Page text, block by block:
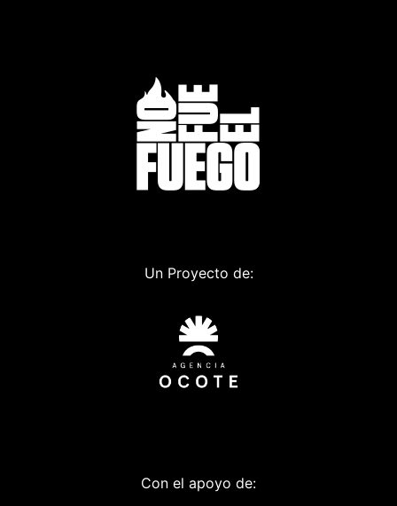
Un Proyecto de:
Con el apoyo de: